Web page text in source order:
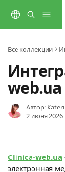
Все коллекции
web.ua
Автор:
2 июня 2026
Clinica-web.ua
электронная